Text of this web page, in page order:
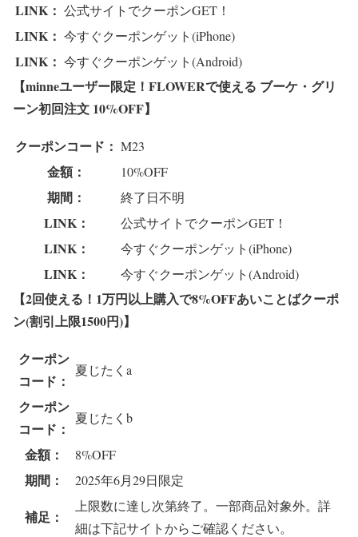
LINK： 公式サイトでクーポンGET！
LINK： 今すぐクーポンゲット(iPhone)
LINK： 今すぐクーポンゲット(Android)
【minneユーザー限定！FLOWERで使える ブーケ・グリ
ーン初回注文 10%OFF】
クーポンコード： M23
金額： 10%OFF
期間： 終了日不明
LINK： 公式サイトでクーポンGET！
LINK： 今すぐクーポンゲット(iPhone)
LINK： 今すぐクーポンゲット(Android)
【2回使える！1万円以上購入で8%OFFあいことばクーポ
ン(割引上限1500円)】
クーポン
コード：
夏じたくa
クーポン
コード：
夏じたくb
金額： 8%OFF
期間： 2025年6月29日限定
補足：
上限数に達し次第終了。一部商品対象外。詳
細は下記サイトからご確認ください。